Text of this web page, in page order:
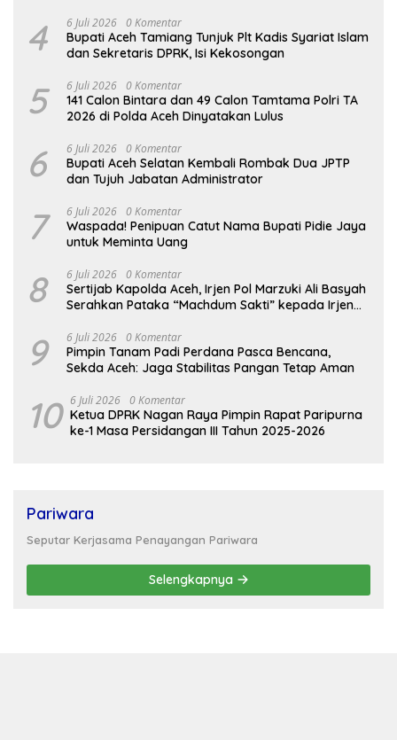
4 6 Juli 2026 0 Komentar
Bupati Aceh Tamiang Tunjuk Plt Kadis Syariat Islam
dan Sekretaris DPRK, Isi Kekosongan
5 6 Juli 2026 0 Komentar
141 Calon Bintara dan 49 Calon Tamtama Polri TA
2026 di Polda Aceh Dinyatakan Lulus
6 6 Juli 2026 0 Komentar
Bupati Aceh Selatan Kembali Rombak Dua JPTP
dan Tujuh Jabatan Administrator
7 6 Juli 2026 0 Komentar
Waspada! Penipuan Catut Nama Bupati Pidie Jaya
untuk Meminta Uang
8 6 Juli 2026 0 Komentar
Sertijab Kapolda Aceh, Irjen Pol Marzuki Ali Basyah
Serahkan Pataka “Machdum Sakti” kepada Irjen
9 6 Juli 2026 0 Komentar
Pimpin Tanam Padi Perdana Pasca Bencana,
Sekda Aceh: Jaga Stabilitas Pangan Tetap Aman
10 6 Juli 2026 0 Komentar
Ketua DPRK Nagan Raya Pimpin Rapat Paripurna
ke-1 Masa Persidangan III Tahun 2025-2026
Pariwara
Seputar Kerjasama Penayangan Pariwara
Selengkapnya